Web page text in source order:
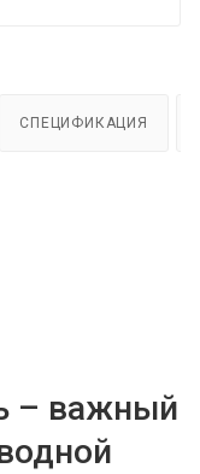
СПЕЦИФИКАЦИЯ
– важный